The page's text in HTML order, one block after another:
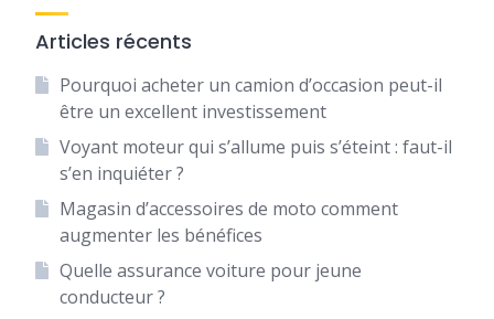
Articles récents
Pourquoi acheter un camion d’occasion peut-il
être un excellent investissement
Voyant moteur qui s’allume puis s’éteint : faut-il
s’en inquiéter ?
Magasin d’accessoires de moto comment
augmenter les bénéfices
Quelle assurance voiture pour jeune
conducteur ?